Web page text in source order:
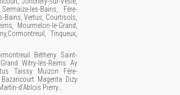
les-Bains, Fère-
Bains, Vertus, Courtisols,
Mourmelon-le-Grand,
Tinqueux,
Bétheny Saint-
Witry-lès-Reims Ay
Taissy Muizon Fère-
Magenta Dizy
d’Ablois Pierry…